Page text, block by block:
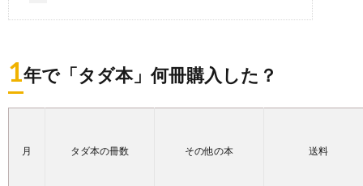
1年で「タダ本」何冊購入した？
月 タダ本の冊数 その他の本 送料